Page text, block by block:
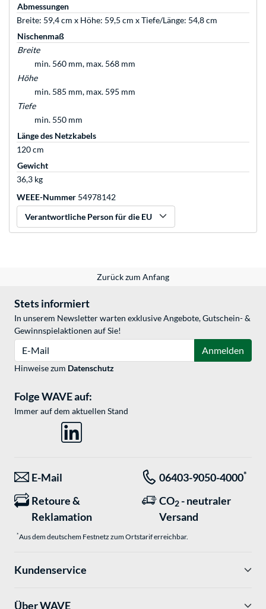
Abmessungen
Breite: 59,4 cm x Höhe: 59,5 cm x Tiefe/Länge: 54,8 cm
Nischenmaß
Breite
min. 560 mm, max. 568 mm
Höhe
min. 585 mm, max. 595 mm
Tiefe
min. 550 mm
Länge des Netzkabels
120 cm
Gewicht
36,3 kg
WEEE-Nummer 54978142
Verantwortliche Person für die EU
Zurück zum Anfang
Stets informiert
In unserem Newsletter warten exklusive Angebote, Gutschein- &
Gewinnspielaktionen auf Sie!
Anmelden
Hinweise zum Datenschutz
Folge WAVE auf:
Immer auf dem aktuellen Stand
E-Mail 06403-9050-4000*
Retoure &
Reklamation
CO2 - neutraler
Versand
*Aus dem deutschem Festnetz zum Ortstarif erreichbar.
Kundenservice
Über WAVE